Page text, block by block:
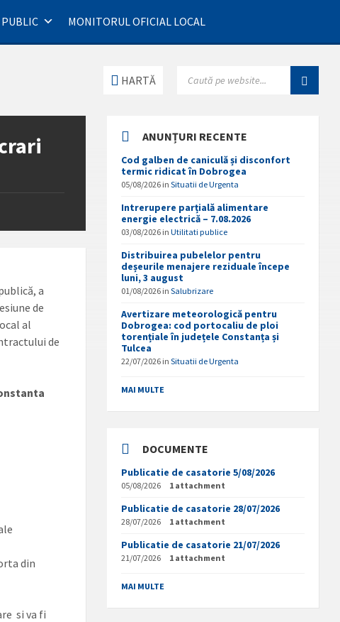
MONITORUL OFICIAL LOCAL
HARTĂ
a
de
al
de
din
si va fi
ANUNȚURI RECENTE
Cod galben de caniculă și disconfort
termic ridicat în Dobrogea
05/08/2026 inSituatii de Urgenta
Intrerupere parțială alimentare
energie electrică – 7.08.2026
03/08/2026 inUtilitati publice
Distribuirea pubelelor pentru
deșeurile menajere reziduale începe
luni, 3 august
01/08/2026 inSalubrizare
Avertizare meteorologică pentru
Dobrogea: cod portocaliu de ploi
torențiale în județele Constanța și
Tulcea
22/07/2026 inSituatii de Urgenta
MAI MULTE
DOCUMENTE
Publicatie de casatorie 5/08/2026
05/08/2026 1 attachment
Publicatie de casatorie 28/07/2026
28/07/2026 1 attachment
Publicatie de casatorie 21/07/2026
21/07/2026 1 attachment
MAI MULTE